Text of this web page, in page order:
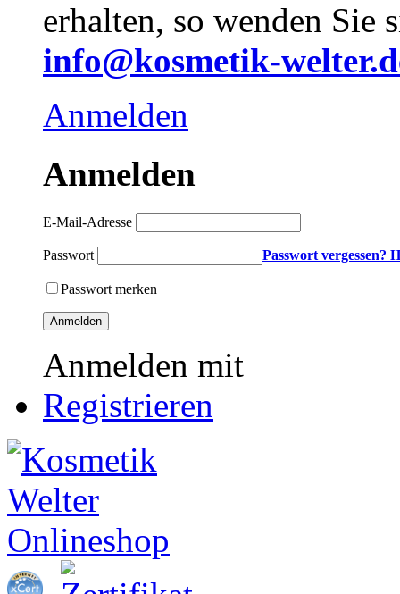
erhalten, so wenden
info@kosmetik-
Anmelden
Anmelden
E-Mail-Adresse
Passwort Passwort vergessen?
Passwort merken
Anmelden
Anmelden mit
Registrieren